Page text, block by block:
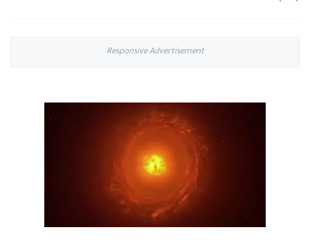
Responsive Advertisement